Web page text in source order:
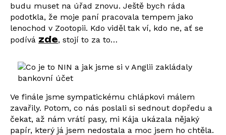
budu muset na úřad znovu. Ještě bych ráda
podotkla, že moje paní pracovala tempem jako
lenochod v Zootopii. Kdo viděl tak ví, kdo ne, ať se
podívá zde, stojí to za to…
Ve finále jsme sympatickému chlápkovi málem
zavařily. Potom, co nás poslali si sednout dopředu a
čekat, až nám vrátí pasy, mi Kája ukázala nějaký
papír, který já jsem nedostala a moc jsem ho chtěla.